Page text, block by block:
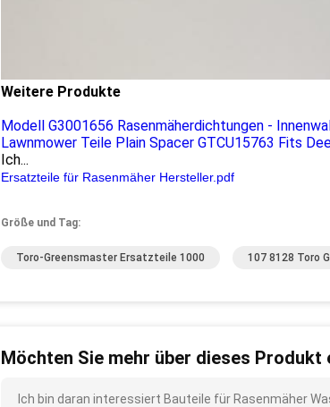
Weitere Produkte
Modell G3001656 Rasenmäherdichtungen -
Lawnmower Teile Plain Spacer GTCU15763 Fits
Ich...
Ersatzteile für Rasenmäher Hersteller.pdf
Größe und Tag:
Toro-Greensmaster Ersatzteile 1000 107 8128 Toro
Möchten Sie mehr über dieses Produkt
Ich bin daran interessiert Bauteile für Rasenmäher